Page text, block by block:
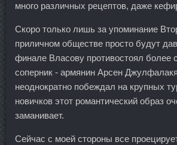
много различных рецептов, даже
Скоро только лишь за упоминание
приличном обществе просто будут
финале Власову противостоял более
соперник - армянин Арсен
неоднократно побеждал на крупных
новичков этот романтический образ
заманивает.
Сейчас с моей стороны все